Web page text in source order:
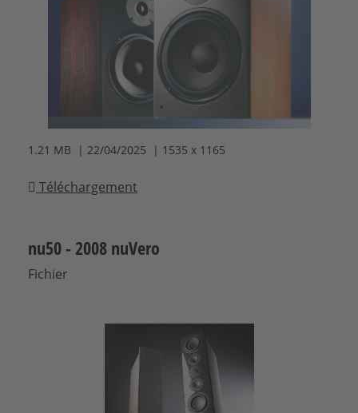
1.21 MB | 22/04/2025 | 1535 x 1165
Téléchargement
nu50 - 2008 nuVero
Fichier